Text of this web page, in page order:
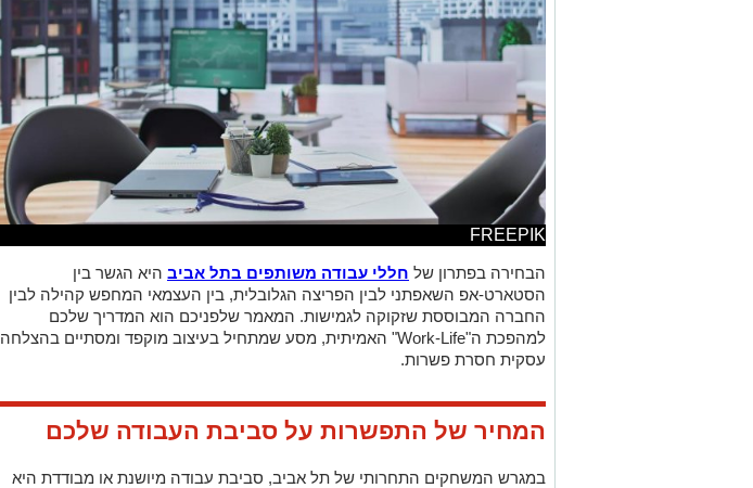
FREEPIK
הבחירה בפתרון של חללי עבודה משותפים בתל אביב היא הגשר בין
הסטארט-אפ השאפתני לבין הפריצה הגלובלית, בין העצמאי המחפש קהילה לבין
החברה המבוססת שזקוקה לגמישות. המאמר שלפניכם הוא המדריך שלכם
למהפכת ה"Work-Life" האמיתית, מסע שמתחיל בעיצוב מוקפד ומסתיים בהצלחה
עסקית חסרת פשרות.
המחיר של התפשרות על סביבת העבודה שלכם
במגרש המשחקים התחרותי של תל אביב, סביבת עבודה מיושנת או מבודדת היא